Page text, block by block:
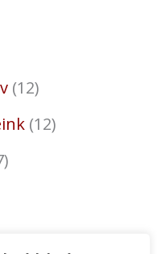
12
12